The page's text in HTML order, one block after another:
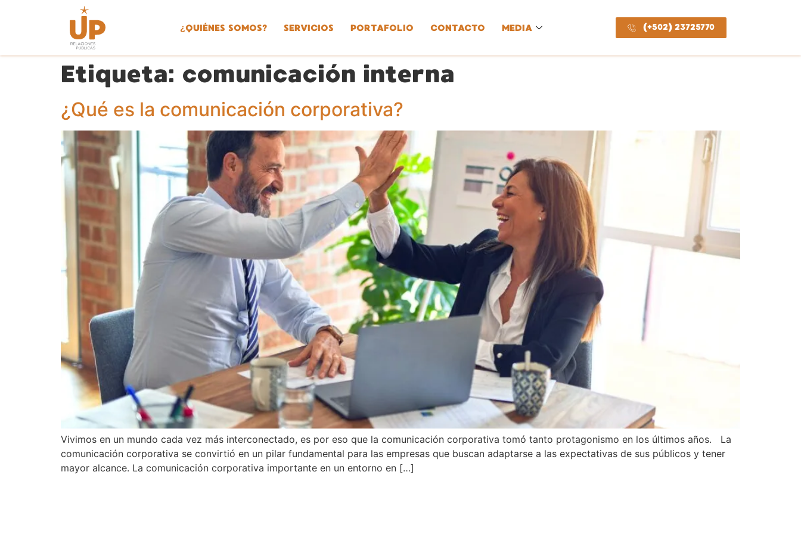
¿QUIÉNES SOMOS? SERVICIOS PORTAFOLIO CONTACTO MEDIA (+502) 23725770
Etiqueta: comunicación interna
¿Qué es la comunicación corporativa?
Vivimos en un mundo cada vez más interconectado, es por eso que la comunicación corporativa tomó tanto protagonismo en los últimos años. La
comunicación corporativa se convirtió en un pilar fundamental para las empresas que buscan adaptarse a las expectativas de sus públicos y tener
mayor alcance. La comunicación corporativa importante en un entorno en […]